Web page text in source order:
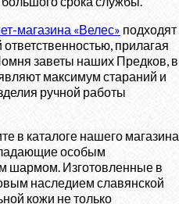
магазина «Велес» подходят
прилагая
заветы наших Предков, в
максимум стараний и
ручной работы
в каталоге нашего магазина
особым
шармом. Изготовленные в
наследием славянской
кожи не только